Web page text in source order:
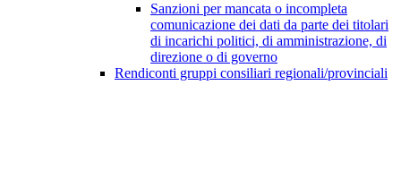
Sanzioni per mancata o incompleta
comunicazione dei dati da parte dei titolari
di incarichi politici, di amministrazione, di
direzione o di governo
Rendiconti gruppi consiliari regionali/provinciali